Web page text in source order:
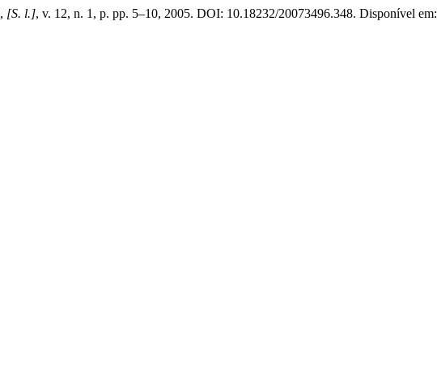
, [S. l.], v. 12, n. 1, p. pp. 5–10, 2005. DOI: 10.18232/20073496.348. Disponível em: